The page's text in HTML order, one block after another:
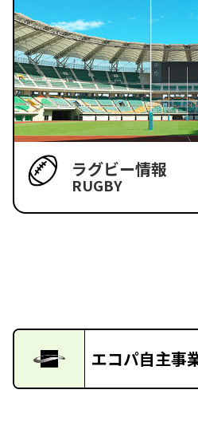
ラグビー情報
RUGBY
エコパ自主事